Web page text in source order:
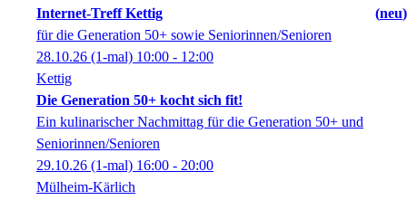
Internet-Treff Kettig
neu
für die Generation 50+ sowie Seniorinnen/Senioren
28.10.26 (1-mal) 10:00 - 12:00
Kettig
Die Generation 50+ kocht sich fit!
Ein kulinarischer Nachmittag für die Generation 50+ und
Seniorinnen/Senioren
29.10.26 (1-mal) 16:00 - 20:00
Mülheim-Kärlich